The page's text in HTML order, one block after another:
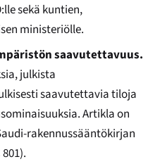
sekä kuntien,
ministeriölle.
saavutettavuus.
julkista
saavutettavia tiloja
Artikla on
rakennussääntökirjan